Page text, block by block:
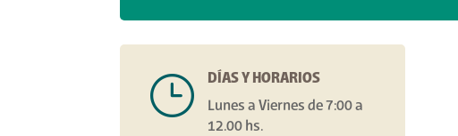
}
DÍAS Y HORARIOS
Lunes a Viernes de 7:00 a
12.00 hs.